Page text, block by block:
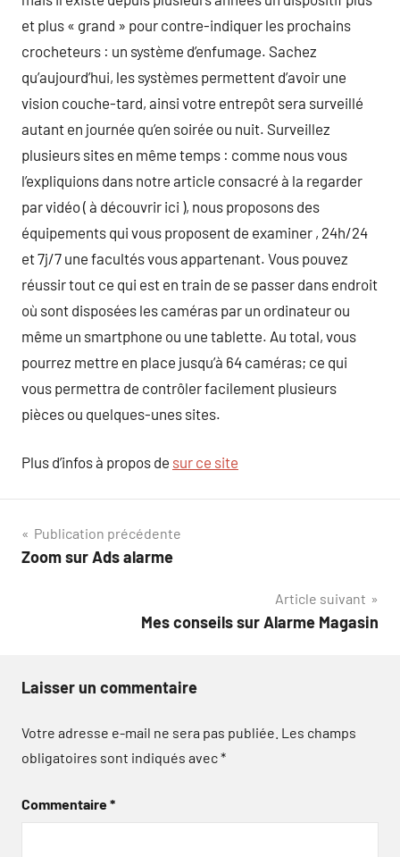
et plus « grand » pour contre-indiquer les prochains
crocheteurs : un système d’enfumage. Sachez
qu’aujourd’hui, les systèmes permettent d’avoir une
vision couche-tard, ainsi votre entrepôt sera surveillé
autant en journée qu’en soirée ou nuit. Surveillez
plusieurs sites en même temps : comme nous vous
l’expliquions dans notre article consacré à la regarder
par vidéo ( à découvrir ici ), nous proposons des
équipements qui vous proposent de examiner , 24h/24
et 7j/7 une facultés vous appartenant. Vous pouvez
réussir tout ce qui est en train de se passer dans endroit
où sont disposées les caméras par un ordinateur ou
même un smartphone ou une tablette. Au total, vous
pourrez mettre en place jusqu’à 64 caméras; ce qui
vous permettra de contrôler facilement plusieurs
pièces ou quelques-unes sites.
Plus d’infos à propos de sur ce site
Navigation
de
Publication précédente
Zoom sur Ads alarme
Article suivant
Mes conseils sur Alarme Magasin
Laisser un commentaire
Votre adresse e-mail ne sera pas publiée. Les champs
obligatoires sont indiqués avec*
Commentaire*